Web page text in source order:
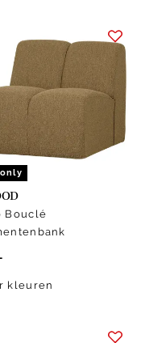
Bouclé
kleuren